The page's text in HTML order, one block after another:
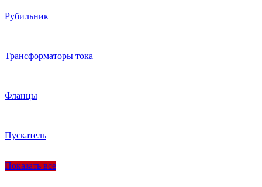
Рубильник
Трансформаторы тока
Фланцы
Пускатель
Показать все